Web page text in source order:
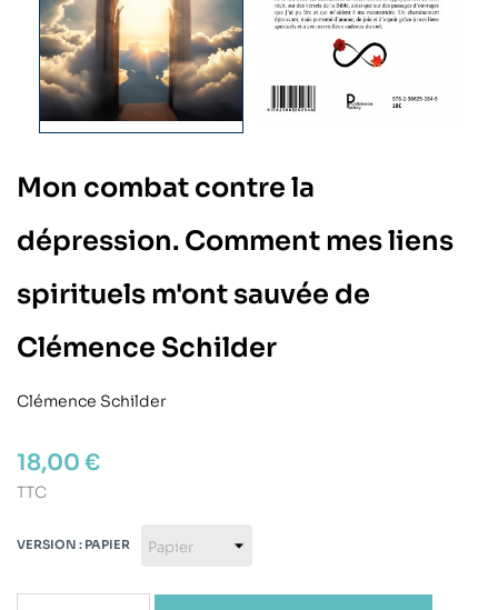
Mon combat contre la
dépression. Comment mes liens
spirituels m'ont sauvée de
Clémence Schilder
Clémence Schilder
18,00 €
TTC
VERSION : PAPIER